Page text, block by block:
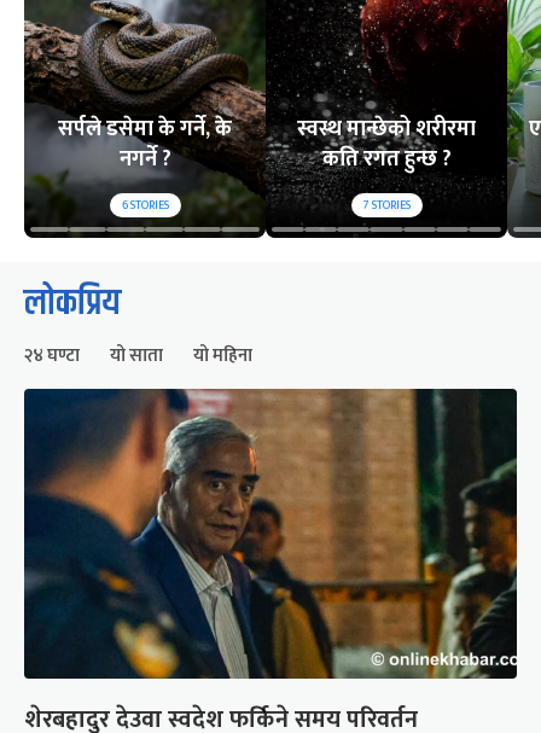
सर्पले डसेमा के गर्ने, के
नगर्ने ?
6STORIES
स्वस्थ मान्छेको शरीरमा
कति रगत हुन्छ ?
7STORIES
लोकप्रिय
२४ घण्टा यो साता यो महिना
शेरबहादुर देउवा स्वदेश फर्किने समय परिवर्तन